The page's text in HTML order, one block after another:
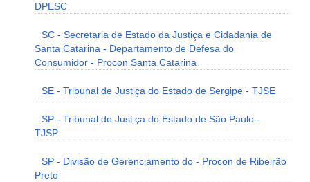
DPESC
SC - Secretaria de Estado da Justiça e Cidadania de
Santa Catarina - Departamento de Defesa do
Consumidor - Procon Santa Catarina
SE - Tribunal de Justiça do Estado de Sergipe - TJSE
SP - Tribunal de Justiça do Estado de São Paulo -
TJSP
SP - Divisão de Gerenciamento do - Procon de Ribeirão
Preto